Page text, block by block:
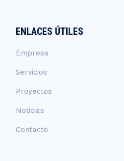
ENLACES ÚTILES
Empresa
Servicios
Proyectos
Noticias
Contacto